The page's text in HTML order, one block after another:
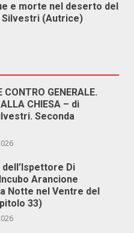
e morte nel deserto del
Silvestri (Autrice)
CONTRO GENERALE.
CHIESA – di
Seconda
dell’Ispettore Di
Arancione
Notte nel Ventre del
33)